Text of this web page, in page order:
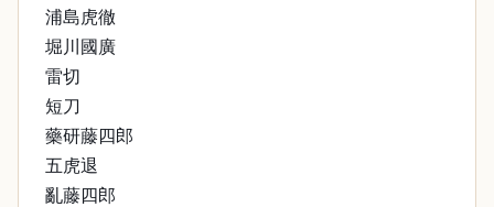
浦島虎徹
堀川國廣
雷切
短刀
藥研藤四郎
五虎退
亂藤四郎